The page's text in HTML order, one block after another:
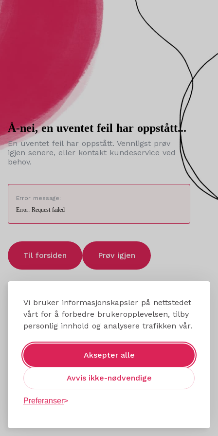
Vi bruker informasjonskapsler på nettstedet
vårt for å forbedre brukeropplevelsen, tilby
personlig innhold og analysere trafikken vår.
Aksepter alle
Avvis ikke-nødvendige
Preferanser
Å-nei, en uventet feil har oppstått...
En uventet feil har oppstått. Vennligst prøv
igjen senere, eller kontakt kundeservice ved
behov.
Error message:
Error: Request failed
Til forsiden Prøv igjen